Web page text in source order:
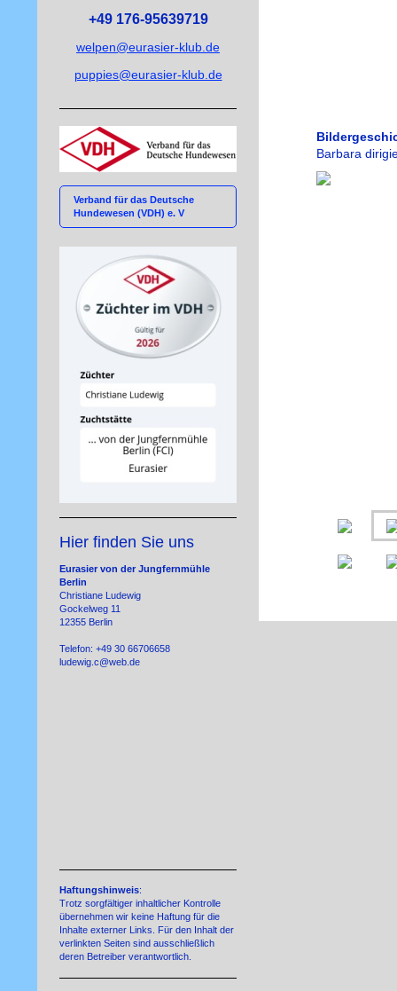
+49 176-95639719
welpen@eurasier-klub.de
puppies@eurasier-klub.de
Verband für das Deutsche
Hundewesen (VDH) e. V
Hier finden Sie uns
Eurasier von der Jungfernmühle
Berlin
Christiane Ludewig
Gockelweg 11
12355 Berlin
Telefon: +49 30 66706658
ludewig.c@web.de
Haftungshinweis:
Trotz sorgfältiger inhaltlicher Kontrolle
übernehmen wir keine Haftung für die
Inhalte externer Links. Für den Inhalt der
verlinkten Seiten sind ausschließlich
deren Betreiber verantwortlich.
Barbara